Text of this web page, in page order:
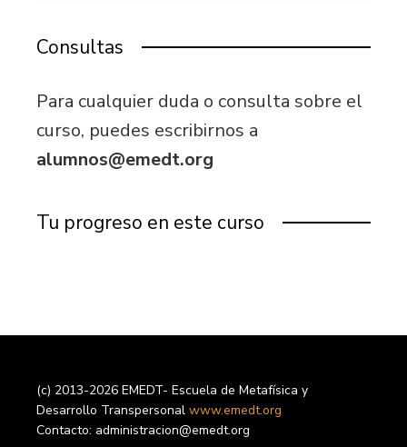
Consultas
Para cualquier duda o consulta sobre el
curso, puedes escribirnos a
alumnos@emedt.org
Tu progreso en este curso
(c) 2013-2026 EMEDT- Escuela de Metafísica y
Desarrollo Transpersonal www.emedt.org
Contacto: administracion@emedt.org